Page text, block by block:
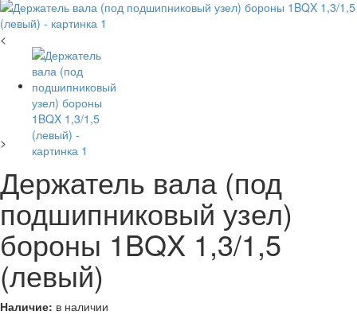
<
>
Держатель вала (под
подшипниковый узел)
бороны 1BQX 1,3/1,5
(левый)
Наличие: в наличии